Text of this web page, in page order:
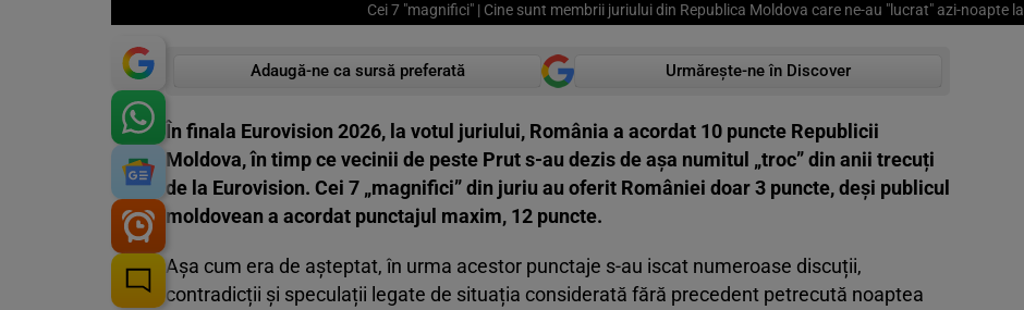
Cei 7 "magnifici" | Cine sunt membrii juriului din Republica Moldova care ne-au "lucrat" azi-noapte
Adaugă-ne ca sursă preferată Urmărește-ne în Discover
În finala Eurovision 2026, la votul juriului, România a acordat 10 puncte Republicii
Moldova, în timp ce vecinii de peste Prut s-au dezis de așa numitul „troc” din anii trecuți
de la Eurovision. Cei 7 „magnifici” din juriu au oferit României doar 3 puncte, deși publicul
moldovean a acordat punctajul maxim, 12 puncte.
Așa cum era de așteptat, în urma acestor punctaje s-au iscat numeroase discuții,
contradicții și speculații legate de situația considerată fără precedent petrecută noaptea